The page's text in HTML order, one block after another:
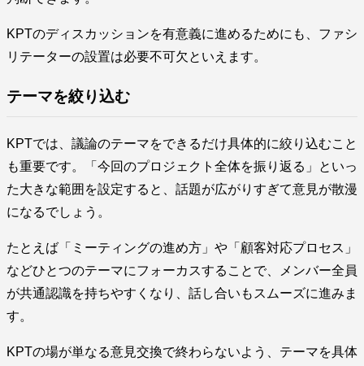
KPTのディスカッションを有意義に進めるためにも、ファシ
リテーターの設置は必要不可欠といえます。
テーマを絞り込む
KPTでは、議論のテーマをできるだけ具体的に絞り込むこと
も重要です。「今回のプロジェクト全体を振り返る」といっ
た大きな範囲を設定すると、話題が広がりすぎて意見が散漫
になるでしょう。
たとえば「ミーティングの進め方」や「顧客対応プロセス」
などひとつのテーマにフォーカスすることで、メンバー全員
が共通認識を持ちやすくなり、話し合いもスムーズに進みま
す。
KPTの場が単なる意見交換で終わらないよう、テーマを具体